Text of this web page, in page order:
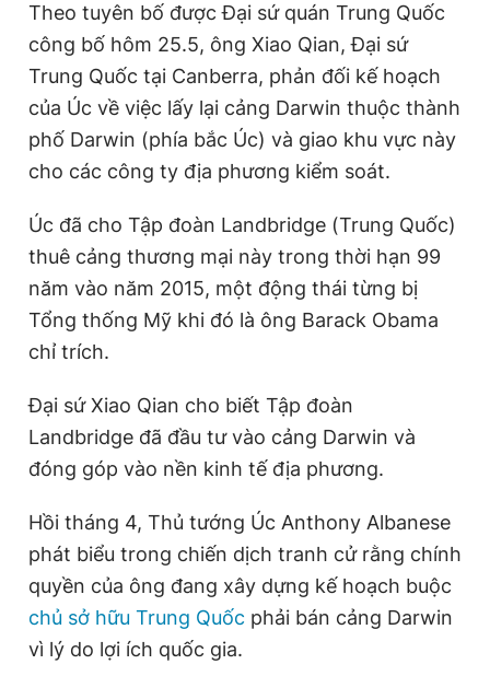
Theo dõi báo trên
Hotline
0906 645 777
Liên hệ quảng cáo
0908 780 404
Tổng biên tập: Nguyễn Ngọc Toàn
Phó tổng biên tập thường trực: Hải Thành
Phó tổng biên tập: Lâm Hiếu Dũng
Phó tổng biên tập: Trần Việt Hưng
Tổng thư ký tòa soạn: Đức Trung
Giấy phép xuất bản số 110/GP - BTTTT cấp ngày 24.3.2020
bản. Phát triển bởi ePi Technologies, JSC.
Theo tuyên bố được Đại sứ quán Trung Quốc
công bố hôm 25.5, ông Xiao Qian, Đại sứ
Trung Quốc tại Canberra, phản đối kế hoạch
của Úc về việc lấy lại cảng Darwin thuộc thành
phố Darwin (phía bắc Úc) và giao khu vực này
cho các công ty địa phương kiểm soát.
Úc đã cho Tập đoàn Landbridge (Trung Quốc)
thuê cảng thương mại này trong thời hạn 99
năm vào năm 2015, một động thái từng bị
Tổng thống Mỹ khi đó là ông Barack Obama
chỉ trích.
Đại sứ Xiao Qian cho biết Tập đoàn
Landbridge đã đầu tư vào cảng Darwin và
đóng góp vào nền kinh tế địa phương.
Hồi tháng 4, Thủ tướng Úc Anthony Albanese
phát biểu trong chiến dịch tranh cử rằng chính
quyền của ông đang xây dựng kế hoạch buộc
chủ sở hữu Trung Quốc phải bán cảng Darwin
vì lý do lợi ích quốc gia.